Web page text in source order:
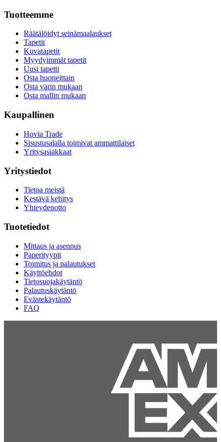
Tuotteemme
Räätälöidyt seinämaalaukset
Tapetit
Kuvatapetit
Myydyimmät tapetit
Uusi tapetti
Osta huoneittain
Osta värin mukaan
Osta mallin mukaan
Kaupallinen
Hovia Trade
Sisustusalalla toimivat ammattilaiset
Yritysasiakkaat
Yritystiedot
Tietoa meistä
Kestävä kehitys
Yhteydenotto
Tuotetiedot
Mittaus ja asennus
Paperityypit
Toimitus ja palautukset
Käyttöehdot
Tietosuojakäytäntö
Palautuskäytäntö
Evästekäytäntö
FAQ